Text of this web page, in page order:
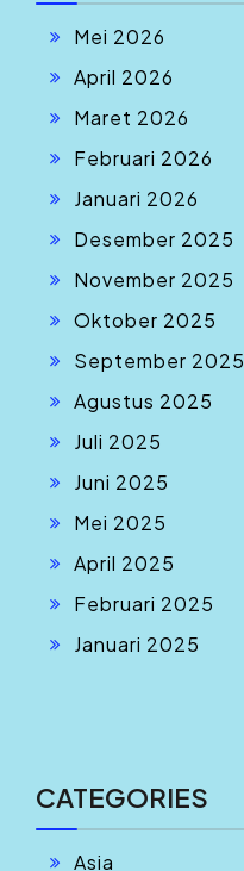
Mei 2026
April 2026
Maret 2026
Februari 2026
Januari 2026
Desember 2025
November 2025
Oktober 2025
September 2025
Agustus 2025
Juli 2025
Juni 2025
Mei 2025
April 2025
Februari 2025
Januari 2025
CATEGORIES
Asia